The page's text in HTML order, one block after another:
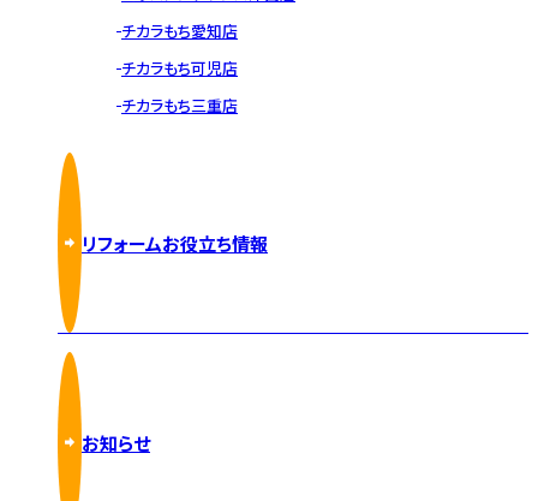
チカラもち愛知店
チカラもち可児店
チカラもち三重店
リフォームお役立ち情報
お知らせ